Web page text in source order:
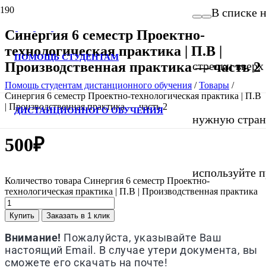
ПОМОЩЬ СТУДЕНТАМ
ДИСТАНЦИОННОГО ОБУЧЕНИЯ
В списке
стрелки
нужную
используйте
Синергия 6 семестр Проектно-
технологическая практика | П.В |
Производственная практика — часть 2
Помощь студентам дистанционного обучения /Товары /
Синергия 6 семестр Проектно-технологическая практика | П.В
| Производственная практика — часть 2
500₽
Количество товара Синергия 6 семестр Проектно-
технологическая практика | П.В | Производственная практика
Купить Заказать в 1 клик
Внимание! Пожалуйста, указывайте Ваш
настоящий Email. В случае утери документа, вы
сможете его скачать на почте!